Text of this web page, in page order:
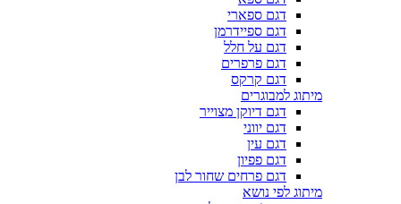
דגם ספארי
דגם ספיידרמן
דגם על חלל
דגם פרפרים
דגם קרקס
מיתוג למבוגרים
דגם דיוקן מצוייר
דגם יווני
דגם עין
דגם פפיון
דגם פרחים שחור לבן
מיתוג לפי נושא